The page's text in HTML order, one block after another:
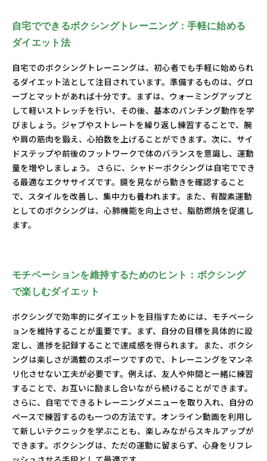
自宅でできるボクシングトレーニング：手軽に始める
ダイエット法
自宅でのボクシングトレーニングは、初心者でも手軽に始められ
るダイエット法として注目されています。準備するものは、グロ
ーブとマットがあれば十分です。まずは、ウォーミングアップと
して軽いストレッチを行い、その後、基本のパンチング動作を学
びましょう。ジャブやストレートを繰り返し練習することで、腕
や肩の筋肉を鍛え、心拍数を上げることができます。次に、サイ
ドステップや前後のフットワークで体のバランスを意識し、運動
量を増やしましょう。 さらに、シャドーボクシングは自宅ででき
る最適なエクササイズです。鏡を見ながら動きを確認すること
で、スタイルを改善し、集中力も養われます。また、有酸素運動
としてのボクシングは、心肺機能を向上させ、脂肪燃焼を促進し
ます。
モチベーションを維持するためのヒント：ボクシング
で楽しむダイエット
ボクシングで効率的にダイエットを目指すためには、モチベーシ
ョンを維持することが重要です。まず、自分の目標を具体的に設
定し、進捗を記録することで達成感を得られます。また、ボクシ
ングは楽しさが満載のスポーツですので、トレーニングをマンネ
リ化させない工夫が必要です。例えば、友人や仲間と一緒に練習
することで、お互いに励まし合いながら続けることができます。
さらに、自宅でできるトレーニングメニューを取り入れ、自分の
ペースで練習するのも一つの方法です。オンライン動画を利用し
て新しいテクニックを学ぶことも、楽しみながらスキルアップが
できます。ボクシングは、ただの運動に留まらず、心身をリフレ